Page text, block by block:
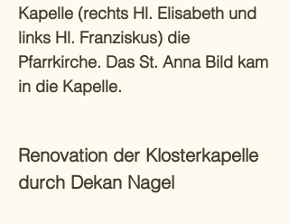
Kapelle (rechts Hl. Elisabeth und
links Hl. Franziskus) die
Pfarrkirche. Das St. Anna Bild kam
in die Kapelle.
Renovation der Klosterkapelle
durch Dekan Nagel